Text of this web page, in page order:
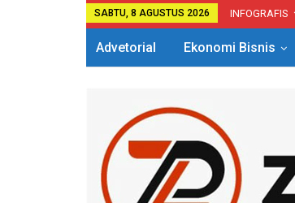
SABTU, 8 AGUSTUS 2026 INFOGRAFIS
Advetorial Ekonomi Bisnis